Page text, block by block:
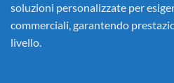
soluzioni personalizzate per
commerciali, garantendo
livello.